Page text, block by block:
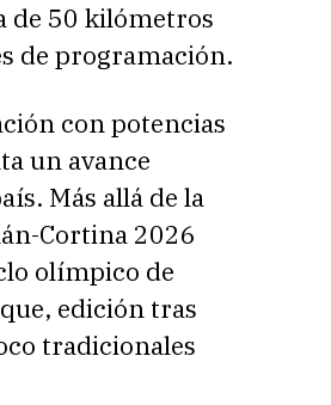
de 50 kilómetros
de programación.
con potencias
un avance
Más allá de la
Cortina 2026
olímpico de
edición tras
tradicionales